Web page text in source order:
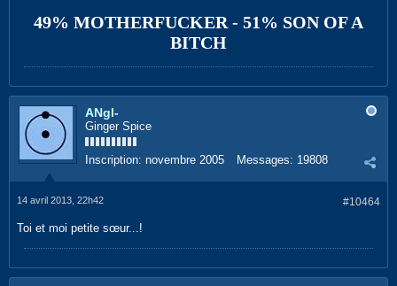
49% MOTHERFUCKER - 51% SON OF A
BITCH
ANgI-
Ginger Spice
Inscription: novembre 2005 Messages: 19808
#10464
14 avril 2013, 22h42
Toi et moi petite sœur...!